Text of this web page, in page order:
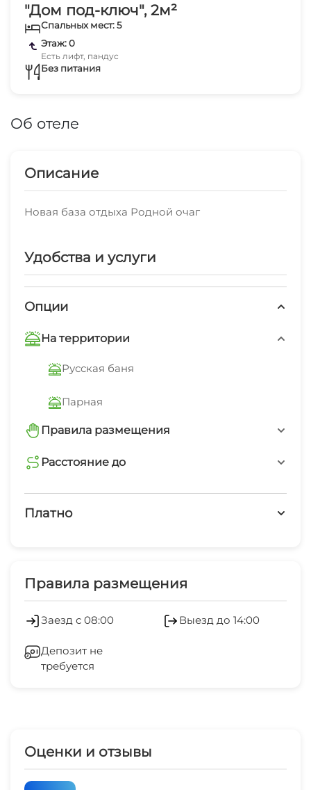
"Дом под-ключ", 2м²
Спальных мест: 5
Этаж: 0
Есть лифт, пандус
Без питания
Об отеле
Описание
Новая база отдыха Родной очаг
Удобства и услуги
Опции
На территории
Русская баня
Парная
Правила размещения
запрещено курить в помещениях
запрещено шуметь после 23-00
Расстояние до
магазин
аптека
банкомат
Платно
Камера хранения
Правила размещения
Заезд с 08:00 Выезд до 14:00
Депозит не
требуется
Оценки и отзывы